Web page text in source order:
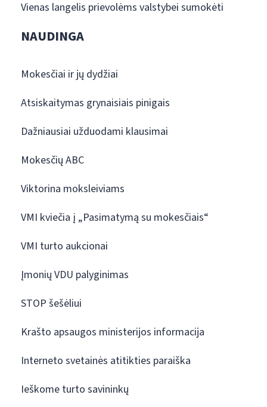
Vienas langelis prievolėms valstybei sumokėti
NAUDINGA
Mokesčiai ir jų dydžiai
Atsiskaitymas grynaisiais pinigais
Dažniausiai užduodami klausimai
Mokesčių ABC
Viktorina moksleiviams
VMI kviečia į „Pasimatymą su mokesčiais“
VMI turto aukcionai
Įmonių VDU palyginimas
STOP šešėliui
Krašto apsaugos ministerijos informacija
Interneto svetainės atitikties paraiška
Ieškome turto savininkų